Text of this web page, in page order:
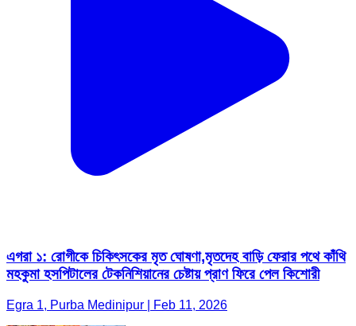
এগরা ১: রোগীকে চিকিৎসকের মৃত ঘোষণা,মৃতদেহ বাড়ি ফেরার পথে কাঁথি
মহকুমা হসপিটালের টেকনিশিয়ানের চেষ্টায় প্রাণ ফিরে পেল কিশোরী
Egra 1, Purba Medinipur | Feb 11, 2026